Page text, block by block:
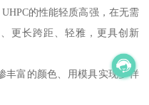
的性能轻质高强，在无需
更长跨距、轻雅，更具创新
富的颜色、用模具实现多样